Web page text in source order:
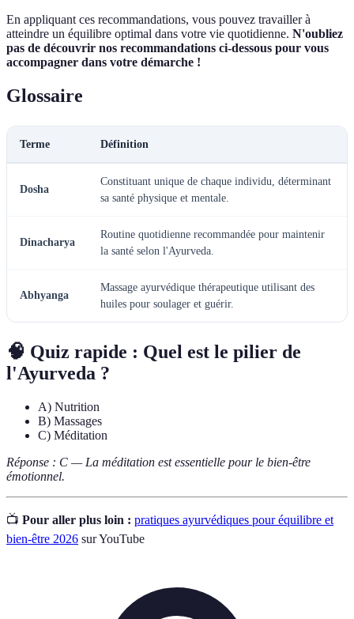
En appliquant ces recommandations, vous pouvez travailler à
atteindre un équilibre optimal dans votre vie quotidienne. N'oubliez
pas de découvrir nos recommandations ci-dessous pour vous
accompagner dans votre démarche !
Glossaire
Terme Définition
Dosha
Constituant unique de chaque individu, déterminant
sa santé physique et mentale.
Dinacharya
Routine quotidienne recommandée pour maintenir
la santé selon l'Ayurveda.
Abhyanga
Massage ayurvédique thérapeutique utilisant des
huiles pour soulager et guérir.
🧠 Quiz rapide : Quel est le pilier de
l'Ayurveda ?
A) Nutrition
B) Massages
C) Méditation
Réponse : C — La méditation est essentielle pour le bien-être
émotionnel.
📺 Pour aller plus loin : pratiques ayurvédiques pour équilibre et
bien-être 2026 sur YouTube